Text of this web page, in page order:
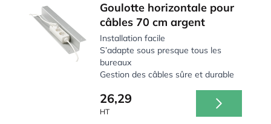
Goulotte horizontale pour
câbles 70 cm argent
Installation facile
S’adapte sous presque tous les
bureaux
Gestion des câbles sûre et durable
26,29
HT